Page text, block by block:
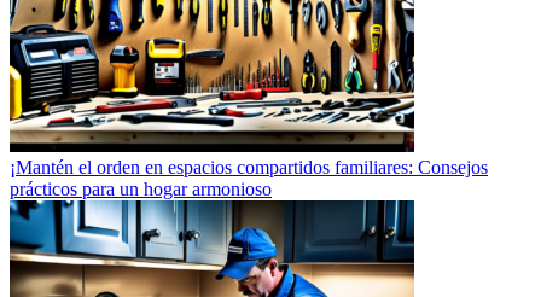
¡Mantén el orden en espacios compartidos familiares: Consejos
prácticos para un hogar armonioso